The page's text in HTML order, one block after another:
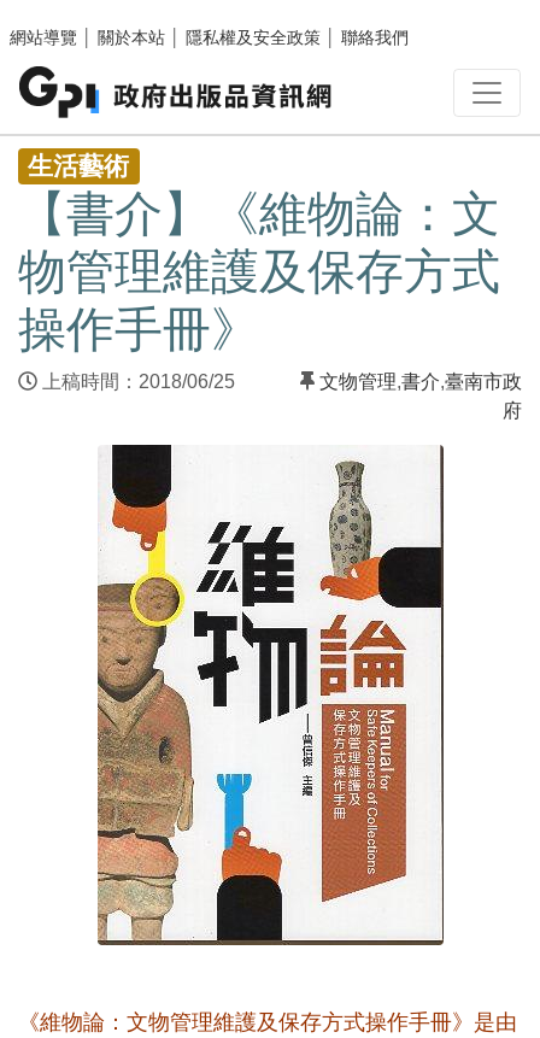
網站導覽
關於本站 隱私權及安全政策 聯絡我們
:::
生活藝術
【書介】《維物論：文
物管理維護及保存方式
操作手冊》
上稿時間：2018/06/25 文物管理,書介,臺南市政
府
《維物論：文物管理維護及保存方式操作手冊》是由